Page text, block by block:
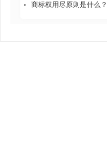
商标权用尽原则是什么？